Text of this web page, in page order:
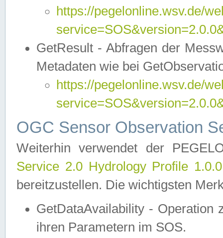
https://pegelonline.wsv.de/
GetResult - Abfragen der
Metadaten wie bei
https://pegelonline.wsv.de/
OGC Sensor Observation
Weiterhin verwendet der
Service 2.0 Hydrology Profile
bereitzustellen. Die wichtigsten
GetDataAvailability - Operation
ihren Parametern im SOS.